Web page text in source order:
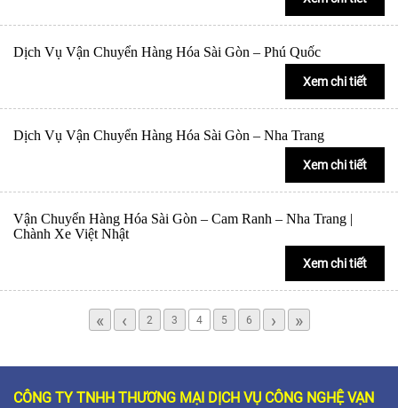
Dịch Vụ Vận Chuyển Hàng Hóa Sài Gòn – Phú Quốc
Xem chi tiết
Dịch Vụ Vận Chuyển Hàng Hóa Sài Gòn – Nha Trang
Xem chi tiết
Vận Chuyển Hàng Hóa Sài Gòn – Cam Ranh – Nha Trang |
Chành Xe Việt Nhật
Xem chi tiết
« ‹ 2 3 4 5 6 › »
CÔNG TY TNHH THƯƠNG MẠI DỊCH VỤ CÔNG NGHỆ VẠN